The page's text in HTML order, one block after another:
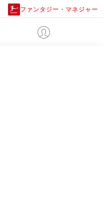
ファンタジー・マネジャー